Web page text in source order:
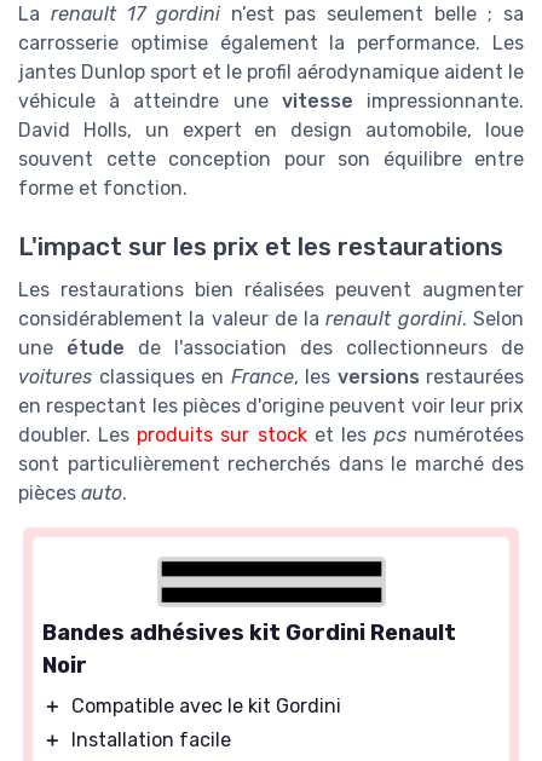
La renault 17 gordinin’est pas seulement belle ; sa
carrosserie optimise également la performance. Les
jantes Dunlop sport et le profil aérodynamique aident le
véhicule à atteindre une vitesse impressionnante.
David Holls, un expert en design automobile, loue
souvent cette conception pour son équilibre entre
forme et fonction.
L'impact sur les prix et les restaurations
Les restaurations bien réalisées peuvent augmenter
considérablement la valeur de larenault gordini. Selon
une étude de l'association des collectionneurs de
voitures classiques en France, les versions restaurées
en respectant les pièces d'origine peuvent voir leur prix
doubler. Les produits sur stocket les pcsnumérotées
sont particulièrement recherchés dans le marché des
pièces auto.
Bandes adhésives kit Gordini Renault
Noir
＋
Compatible avec le kit Gordini
＋
Installation facile